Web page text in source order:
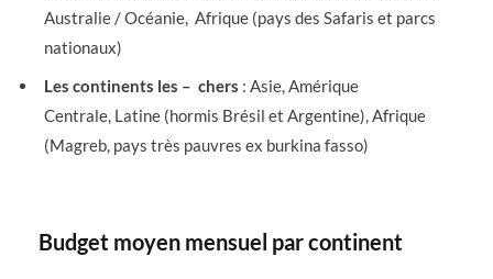
Australie / Océanie, Afrique (pays des Safaris et parcs
nationaux)
Les continents les – chers : Asie, Amérique
Centrale, Latine (hormis Brésil et Argentine), Afrique
(Magreb, pays très pauvres ex burkina fasso)
Budget moyen mensuel par continent